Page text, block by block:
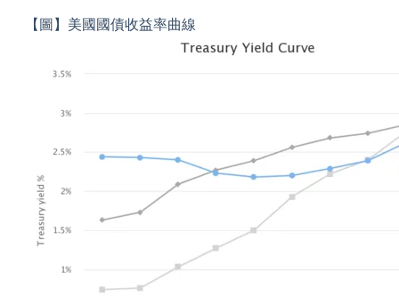
【圖】美國國債收益率曲線